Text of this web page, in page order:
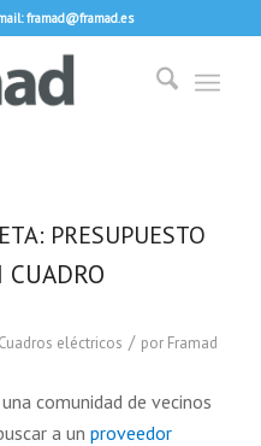
framad@framad.es
PRESUPUESTO
CUADRO
Cuadros eléctricos / por Framad
comunidad de vecinos
a un proveedor